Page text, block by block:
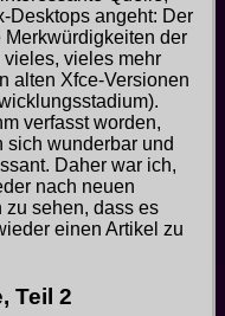
Desktops angeht: Der
der
vieles mehr
alten Xfce-Versionen
verfasst worden,
sich wunderbar und
Daher war ich,
nach neuen
zu sehen, dass es
einen Artikel zu
Teil 2